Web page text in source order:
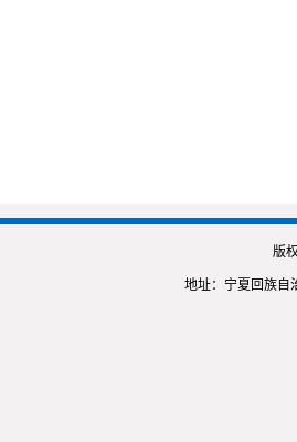
版
地址：宁夏回族自